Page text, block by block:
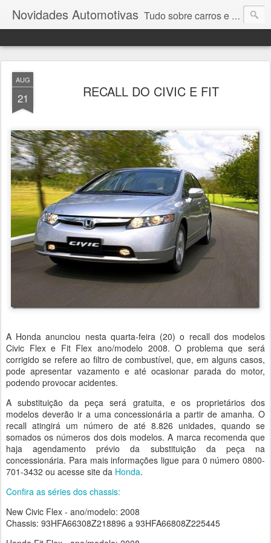
Novidades Automotivas Tudo sobre carros e motores
AUG
21 RECALL DO CIVIC E FIT
A Honda anunciou nesta quarta-feira (20) o recall dos modelos
Civic Flex e Fit Flex ano/modelo 2008. O problema que será
corrigido se refere ao filtro de combustível, que, em alguns casos,
pode apresentar vazamento e até ocasionar parada do motor,
podendo provocar acidentes.
A substituição da peça será gratuita, e os proprietários dos
modelos deverão ir a uma concessionária a partir de amanha. O
recall atingirá um número de até 8.826 unidades, quando se
somados os números dos dois modelos. A marca recomenda que
haja agendamento prévio da substituição da peça na
concessionária. Para mais informações ligue para 0 número 0800-
701-3432 ou acesse site da Honda.
Confira as séries dos chassis:
New Civic Flex - ano/modelo: 2008
Chassis: 93HFA66308Z218896 a 93HFA66808Z225445